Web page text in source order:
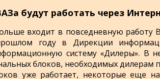
будут работать через
входит в повседневную работу
году в Дирекции
систему «Дилеры». В
блоков, необходимых дилерам
уже работает, некоторые еще